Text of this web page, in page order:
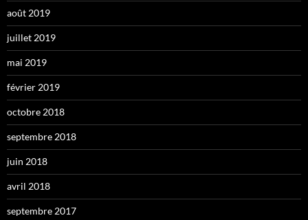
août 2019
juillet 2019
mai 2019
février 2019
octobre 2018
septembre 2018
juin 2018
avril 2018
septembre 2017